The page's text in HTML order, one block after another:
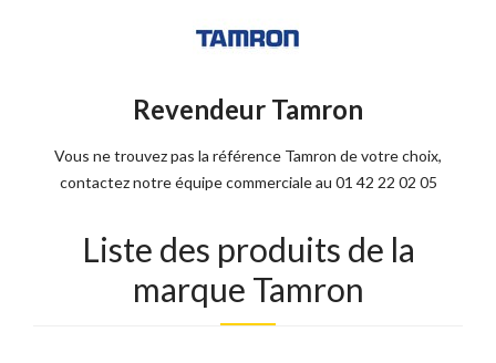
Revendeur Tamron
Vous ne trouvez pas la référence Tamron de votre choix,
contactez notre équipe commerciale au 01 42 22 02 05
Liste des produits de la
marque Tamron